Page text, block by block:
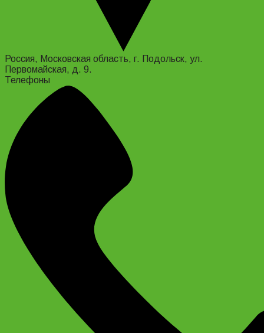
Россия, Московская область, г. Подольск, ул.
Первомайская, д. 9.
Телефоны